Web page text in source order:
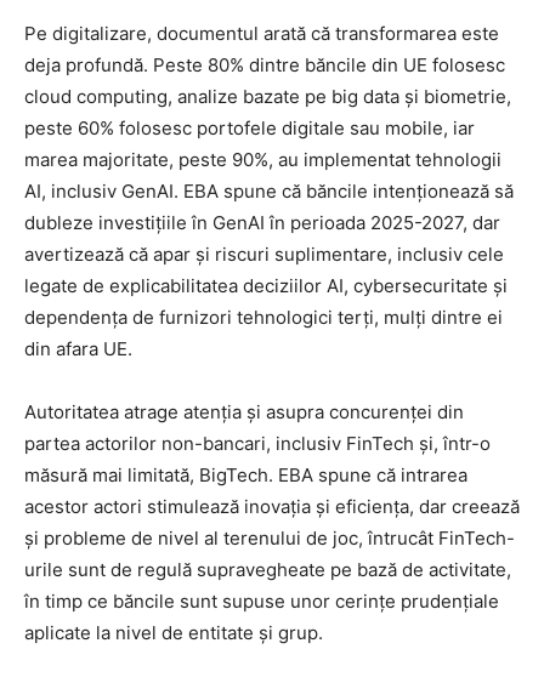
Pe digitalizare, documentul arată că transformarea este
deja profundă. Peste 80% dintre băncile din UE folosesc
cloud computing, analize bazate pe big data și biometrie,
peste 60% folosesc portofele digitale sau mobile, iar
marea majoritate, peste 90%, au implementat tehnologii
AI, inclusiv GenAI. EBA spune că băncile intenționează să
dubleze investițiile în GenAI în perioada 2025-2027, dar
avertizează că apar și riscuri suplimentare, inclusiv cele
legate de explicabilitatea deciziilor AI, cybersecuritate și
dependența de furnizori tehnologici terți, mulți dintre ei
din afara UE.
Autoritatea atrage atenția și asupra concurenței din
partea actorilor non-bancari, inclusiv FinTech și, într-o
măsură mai limitată, BigTech. EBA spune că intrarea
acestor actori stimulează inovația și eficiența, dar creează
și probleme de nivel al terenului de joc, întrucât FinTech-
urile sunt de regulă supravegheate pe bază de activitate,
în timp ce băncile sunt supuse unor cerințe prudențiale
aplicate la nivel de entitate și grup.